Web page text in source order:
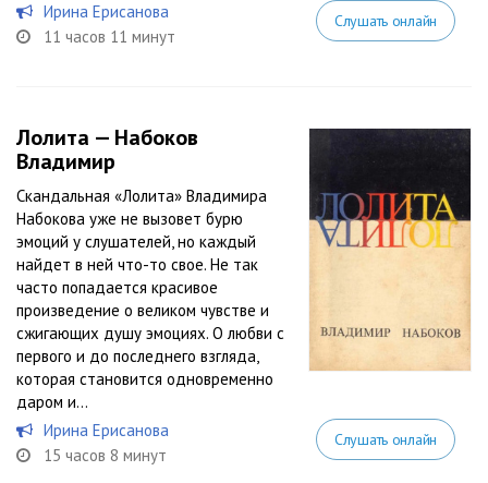
Ирина Ерисанова
11 часов 11 минут
Слушать онлайн
Лолита — Набоков
Владимир
Скандальная «Лолита» Владимира
Набокова уже не вызовет бурю
эмоций у слушателей, но каждый
найдет в ней что-то свое. Не так
часто попадается красивое
произведение о великом чувстве и
сжигающих душу эмоциях. О любви с
первого и до последнего взгляда,
которая становится одновременно
даром и...
Ирина Ерисанова
15 часов 8 минут
Слушать онлайн